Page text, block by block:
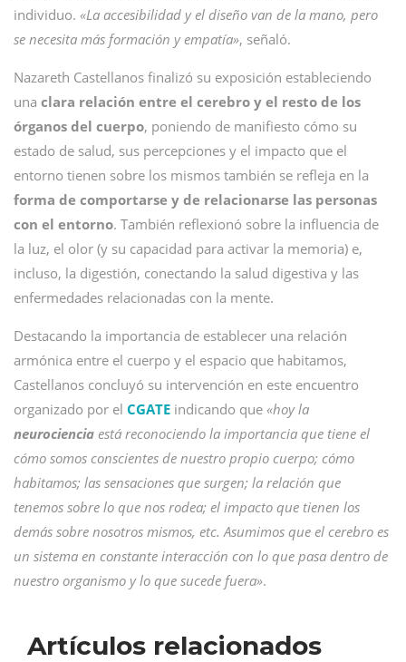
individuo. «La accesibilidad y el diseño van de la mano, pero
se necesita más formación y empatía», señaló.
Nazareth Castellanos finalizó su exposición estableciendo
una clara relación entre el cerebro y el resto de los
órganos del cuerpo, poniendo de manifiesto cómo su
estado de salud, sus percepciones y el impacto que el
entorno tienen sobre los mismos también se refleja en la
forma de comportarse y de relacionarse las personas
con el entorno. También reflexionó sobre la influencia de
la luz, el olor (y su capacidad para activar la memoria) e,
incluso, la digestión, conectando la salud digestiva y las
enfermedades relacionadas con la mente.
Destacando la importancia de establecer una relación
armónica entre el cuerpo y el espacio que habitamos,
Castellanos concluyó su intervención en este encuentro
organizado por el CGATE indicando que «hoy la
neurociencia está reconociendo la importancia que tiene el
cómo somos conscientes de nuestro propio cuerpo; cómo
habitamos; las sensaciones que surgen; la relación que
tenemos sobre lo que nos rodea; el impacto que tienen los
demás sobre nosotros mismos, etc. Asumimos que el cerebro es
un sistema en constante interacción con lo que pasa dentro de
nuestro organismo y lo que sucede fuera».
Artículos relacionados